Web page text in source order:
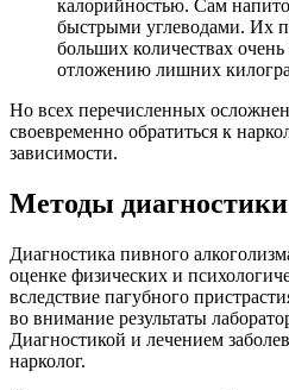
калорийностью. Сам
быстрыми углеводами. Их
больших количествах
отложению лишних
Но всех перечисленных
своевременно обратиться к
зависимости.
Методы диагностики
Диагностика пивного
оценке физических и
вследствие пагубного
во внимание результаты
Диагностикой и лечением
нарколог.